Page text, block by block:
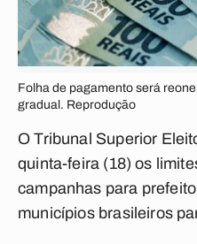
Folha de pagamento será
gradual. Reprodução
O Tribunal Superior
quinta-feira (18) os
campanhas para
municípios brasileiros